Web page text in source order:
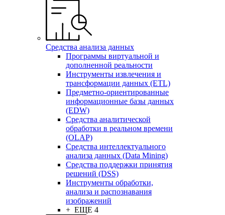
Средства анализа данных
Программы виртуальной и
дополненной реальности
Инструменты извлечения и
трансформации данных (ETL)
Предметно-ориентированные
информационные базы данных
(EDW)
Средства аналитической
обработки в реальном времени
(OLAP)
Средства интеллектуального
анализа данных (Data Mining)
Средства поддержки принятия
решений (DSS)
Инструменты обработки,
анализа и распознавания
изображений
+ ЕЩЕ 4